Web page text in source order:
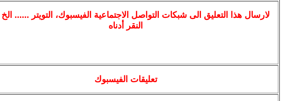
لارسالهذا التعليق الى شبكات التواصل الاجتماعية الفيسبوك، التويتر ......
النقر أدناه
تعليقات الفيسبوك